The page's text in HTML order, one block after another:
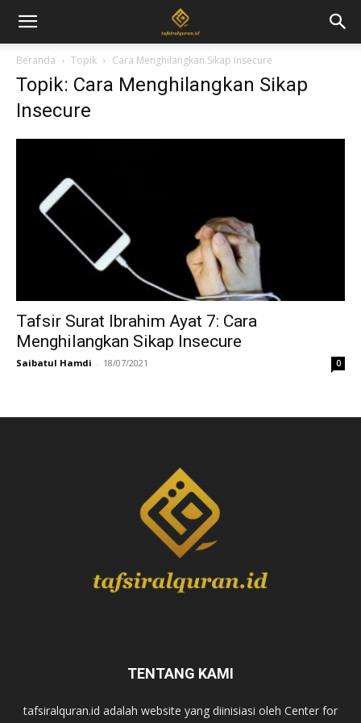
Beranda Topik Cara Menghilangkan Sikap Insecure
Topik: Cara Menghilangkan Sikap
Insecure
Tafsir Surat Ibrahim Ayat 7: Cara
Menghilangkan Sikap Insecure
Saibatul Hamdi - 18/07/2021 0
TENTANG KAMI
tafsiralquran.id adalah website yang diinisiasi oleh Center for